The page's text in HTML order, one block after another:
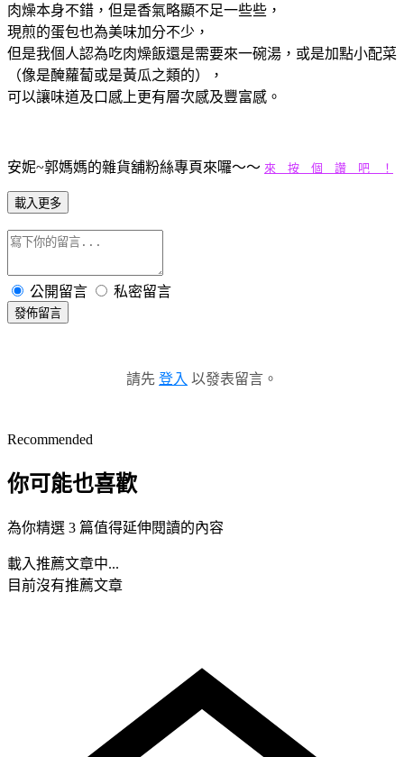
肉燥本身不錯，但是香氣略顯不足一些些，
現煎的蛋包也為美味加分不少，
但是我個人認為吃肉燥飯還是需要來一碗湯，或是加點小配菜
（像是醃蘿蔔或是黃瓜之類的），
可以讓味道及口感上更有層次感及豐富感。
安妮~郭媽媽的雜貨舖粉絲專頁來囉～～ 來 按 個 讚 吧 ！
載入更多
公開留言 私密留言
發佈留言
請先 登入 以發表留言。
Recommended
你可能也喜歡
為你精選 3 篇值得延伸閱讀的內容
載入推薦文章中...
目前沒有推薦文章